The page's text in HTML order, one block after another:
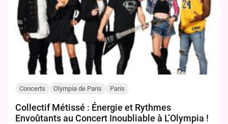
Concerts Olympia de Paris Paris
Collectif Métissé : Énergie et Rythmes
Envoûtants au Concert Inoubliable à L’Olympia !